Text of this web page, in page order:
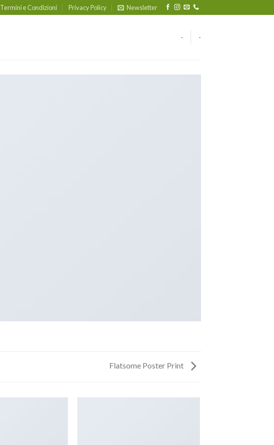
Termini e Condizioni Privacy Policy Newsletter
- -
Flatsome Poster Print